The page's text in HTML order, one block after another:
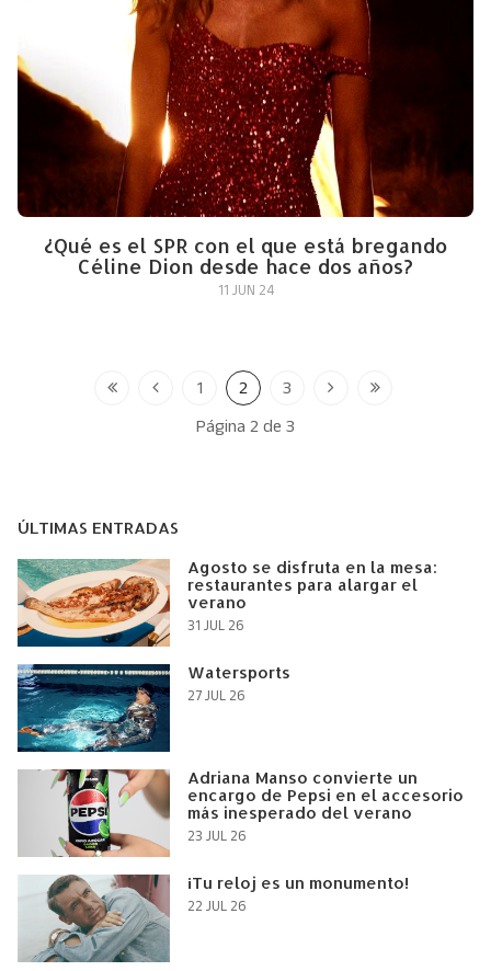
¿Qué es el SPR con el que está bregando
Céline Dion desde hace dos años?
11 JUN 24
1 2
3
Página 2 de 3
ÚLTIMAS ENTRADAS
Agosto se disfruta en la mesa:
restaurantes para alargar el
verano
31 JUL 26
Watersports
27 JUL 26
Adriana Manso convierte un
encargo de Pepsi en el accesorio
más inesperado del verano
23 JUL 26
¡Tu reloj es un monumento!
22 JUL 26